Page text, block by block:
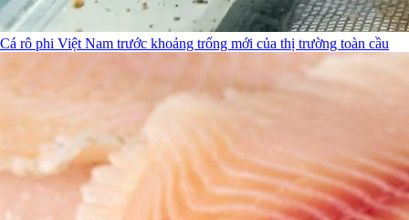
Cá rô phi Việt Nam trước khoảng trống mới của thị trường toàn cầu